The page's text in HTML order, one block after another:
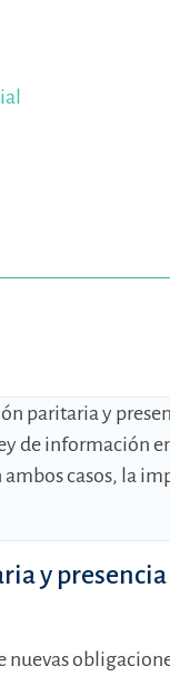
paritaria y
de información
casos, la
y
nuevas